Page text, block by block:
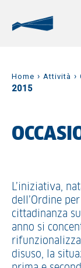
Home › Attività ›
2015
L’iniziativa,
dell’Ordine
cittadinanza
anno si
disuso, la